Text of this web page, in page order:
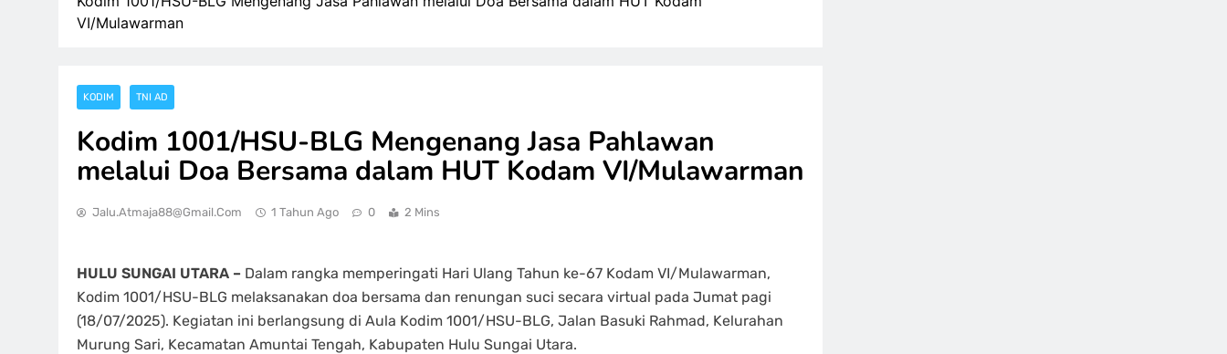
VI/Mulawarman
KODIM TNI AD
Kodim 1001/HSU-BLG Mengenang Jasa Pahlawan
melalui Doa Bersama dalam HUT Kodam VI/Mulawarman
Jalu.atmaja88@gmail.com 1 Tahun Ago 0 2 Mins
HULU SUNGAI UTARA – Dalam rangka memperingati Hari Ulang Tahun ke-67 Kodam VI/Mulawarman,
Kodim 1001/HSU-BLG melaksanakan doa bersama dan renungan suci secara virtual pada Jumat pagi
(18/07/2025). Kegiatan ini berlangsung di Aula Kodim 1001/HSU-BLG, Jalan Basuki Rahmad, Kelurahan
Murung Sari, Kecamatan Amuntai Tengah, Kabupaten Hulu Sungai Utara.